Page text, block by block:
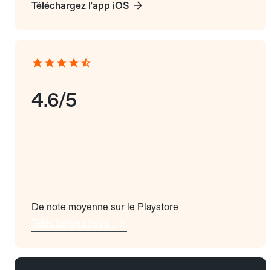
Téléchargez l'app iOS
4.6/5
De note moyenne sur le Playstore